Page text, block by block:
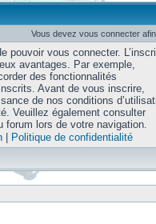
Vous devez vous connecter
pouvoir vous connecter.
avantages. Par exemple,
des fonctionnalités
Avant de vous inscrire,
de nos conditions
Veuillez également consulter
forum lors de votre navigation.
| Politique de confidentialité